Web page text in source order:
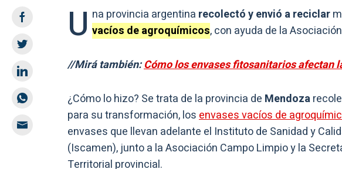
U na provincia argentina recolectó y envió a reciclar
vacíos de agroquímicos, con ayuda de la
//Mirá también:Cómo los envases fitosanitarios afectan
¿Cómo lo hizo? Se trata de la provincia de Mendoza
para su transformación, losenvases vacíos de
envases que llevan adelante el Instituto de Sanidad y
(Iscamen), junto a la Asociación Campo Limpio y la
Territorial provincial.